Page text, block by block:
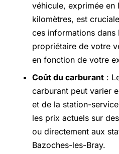
véhicule, exprimée en
kilomètres, est
ces informations dans
propriétaire de votre
en fonction de votre
Coût du carburant :
carburant peut varier
et de la station-
les prix actuels sur
ou directement aux
Bazoches-les-Bray.